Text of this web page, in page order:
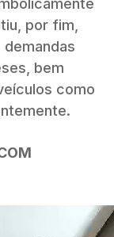
por fim,
bem
como